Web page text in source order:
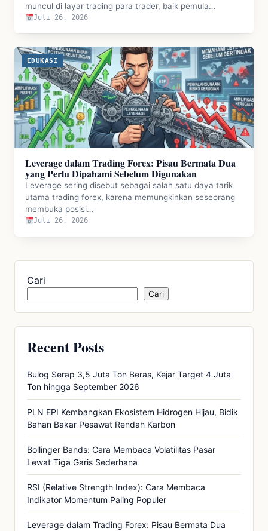
muncul di layar trading para trader, baik pemula…
Juli 26, 2026
EDUKASI
Leverage dalam Trading Forex: Pisau Bermata Dua
yang Perlu Dipahami Sebelum Digunakan
Leverage sering disebut sebagai salah satu daya tarik
utama trading forex, karena memungkinkan seseorang
membuka posisi…
Juli 26, 2026
Cari
Cari
Recent Posts
Bulog Serap 3,5 Juta Ton Beras, Kejar Target 4 Juta
Ton hingga September 2026
PLN EPI Kembangkan Ekosistem Hidrogen Hijau, Bidik
Bahan Bakar Pesawat Rendah Karbon
Bollinger Bands: Cara Membaca Volatilitas Pasar
Lewat Tiga Garis Sederhana
RSI (Relative Strength Index): Cara Membaca
Indikator Momentum Paling Populer
Leverage dalam Trading Forex: Pisau Bermata Dua